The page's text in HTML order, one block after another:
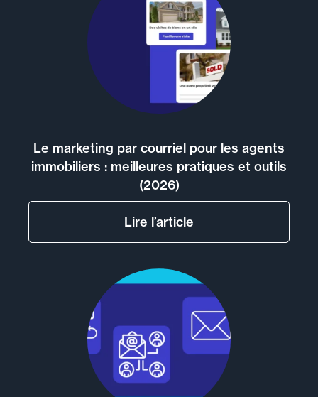
Le marketing par courriel pour les agents
immobiliers : meilleures pratiques et outils
(2026)
Lire l’article